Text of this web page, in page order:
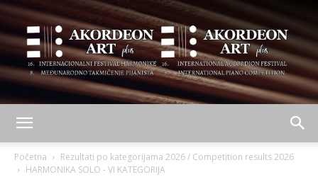
Početna
Rezultati po kategorijama 2026 / Competition results 2026
HARMONIKA SOLO - VI KATEGORIJA